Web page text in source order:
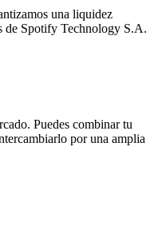
una liquidez
de Spotify Technology S.A.
Puedes combinar tu
por una amplia